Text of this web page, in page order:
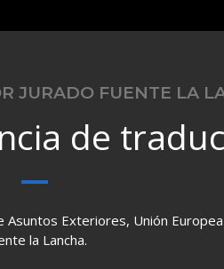
JURADO FUENTE LA
de
Exteriores, Unión
la Lancha.